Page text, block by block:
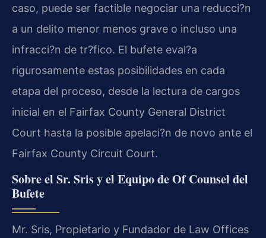
caso, puede ser factible negociar una reducci?n
a un delito menor menos grave o incluso una
infracci?n de tr?fico. El bufete eval?a
rigurosamente estas posibilidades en cada
etapa del proceso, desde la lectura de cargos
inicial en el Fairfax County General District
Court hasta la posible apelaci?n de novo ante el
Fairfax County Circuit Court.
Sobre el Sr. Sris y el Equipo de Of Counsel del
Bufete
Mr. Sris, Propietario y Fundador de Law Offices